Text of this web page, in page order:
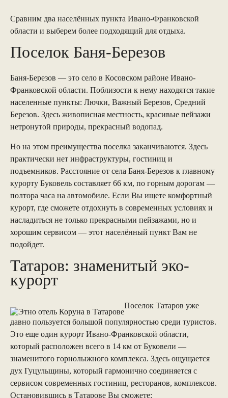
Сравним два населённых пункта Ивано-Франковской
области и выберем более подходящий для отдыха.
Поселок Баня-Березов
Баня-Березов — это село в Косовском районе Ивано-
Франковской области. Поблизости к нему находятся такие
населенные пункты: Лючки, Важный Березов, Средний
Березов. Здесь живописная местность, красивые пейзажи
нетронутой природы, прекрасный водопад.
Но на этом преимущества поселка заканчиваются. Здесь
практически нет инфраструктуры, гостиниц и
подъемников. Расстояние от села Баня-Березов к главному
курорту Буковель составляет 66 км, по горным дорогам —
полтора часа на автомобиле. Если Вы ищете комфортный
курорт, где сможете отдохнуть в современных условиях и
насладиться не только прекрасными пейзажами, но и
хорошим сервисом — этот населённый пункт Вам не
подойдет.
Татаров: знаменитый эко-
курорт
Поселок Татаров уже
давно пользуется большой популярностью среди туристов.
Это еще один курорт Ивано-Франковской области,
который расположен всего в 14 км от Буковели —
знаменитого горнолыжного комплекса. Здесь ощущается
дух Гуцульщины, который гармонично соединяется с
сервисом современных гостиниц, ресторанов, комплексов.
Остановившись в Татарове Вы сможете: